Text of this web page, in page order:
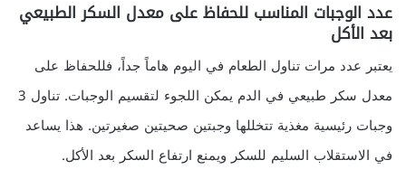
عدد الوجبات المناسب للحفاظ على معدل السكر الطبيعي
بعد الأكل
يعتبر عدد مرات تناول الطعام في اليوم هاماً جداً، فللحفاظ على
معدل سكر طبيعي في الدم يمكن اللجوء لتقسيم الوجبات. تناول 3
وجبات رئيسية مغذية تتخللها وجبتين صحيتين صغيرتين. هذا يساعد
في الاستقلاب السليم للسكر ويمنع ارتفاع السكر بعد الأكل.